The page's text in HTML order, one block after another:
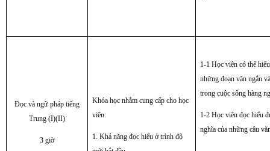
Đọc và ngữ pháp tiếng
Trung (I)(II)
3 giờ
Khóa học nhằm cung cấp cho học
viên:
1. Khả năng đọc hiểu ở trình độ
1-1 Học viên có thể
những đoạn văn ngắn
trong cuộc sống hàng
1-2 Học viên đọc hiểu
nghĩa của những câu